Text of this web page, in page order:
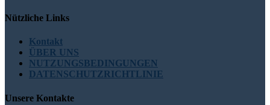
Nützliche Links
Kontakt
ÜBER UNS
NUTZUNGSBEDINGUNGEN
DATENSCHUTZRICHTLINIE
Unsere Kontakte